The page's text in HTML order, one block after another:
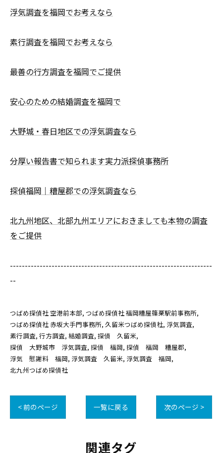
浮気調査を福岡でお考えなら
素行調査を福岡でお考えなら
最善の行方調査を福岡でご提供
安心のための結婚調査を福岡で
大野城・春日地区での浮気調査なら
分厚い報告書で知られます実力派探偵事務所
探偵福岡｜糟屋郡での浮気調査なら
北九州地区、北部九州エリアにおきましても本物の調査
をご提供
--------------------------------------------------------------------
--
つばめ探偵社 空港前本部 つばめ探偵社 福岡糟屋篠栗駅前事務所
つばめ探偵社 赤坂大手門事務所 久留米つばめ探偵社 浮気調査
素行調査 行方調査 結婚調査 探偵 久留米
探偵 大野城市 浮気調査 探偵 福岡 探偵 福岡 糟屋郡
浮気 慰謝料 福岡 浮気調査 久留米 浮気調査 福岡
北九州つばめ探偵社
< 前のページ 一覧に戻る 次のページ >
関連タグ